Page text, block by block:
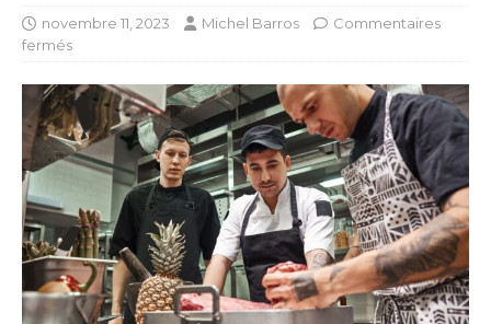
novembre 11, 2023 Michel Barros
Commentaires
fermés